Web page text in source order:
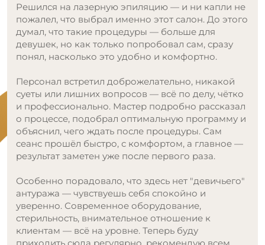
Моя любимая студия лазерной эпиляции, хожу
уже более 3 лет, раньше название было «Prolaser»
Администратор Ситора очень доброжелательна,
с самого первого моего посещения мне
понравилась!
Ходила ко всем специалистам, девушки все
компетентные, все подробно рассказывают и
процедуры проходят максимально комфортно и
безболезненно